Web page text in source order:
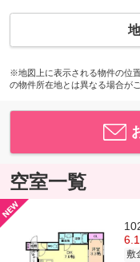
※地図上に表示される物件の位
の物件所在地とは異なる場合が
空室一覧
敷